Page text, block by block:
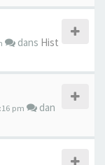
dans Hist
pm
dan